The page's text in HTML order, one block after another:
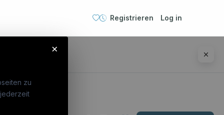
Registrieren Log in
×
zu